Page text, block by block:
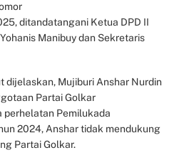
ditandatangani Ketua DPD II
Manibuy dan Sekretaris
dijelaskan, Mujiburi Anshar Nurdin
Partai Golkar
Pemilukada
2024, Anshar tidak mendukung
Partai Golkar.